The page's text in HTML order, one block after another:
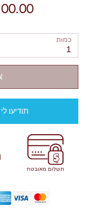
₪
כמות
1
תודיעו
תשלום מאובטח